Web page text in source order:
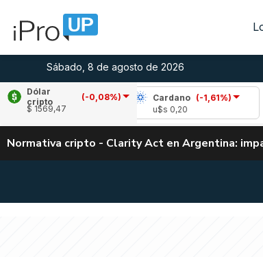
Sábado, 8 de agosto de 2026
Dólar
cripto
(-0,08%)
$ 1569,47
(0,73%)
Cardano
(-1,61%)
Normativa cripto - Clarity Act en Argentina: